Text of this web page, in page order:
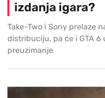
izdanja igara?
Take-Two i Sony prelaze
distribuciju, pa će i GTA 6
preuzimanje